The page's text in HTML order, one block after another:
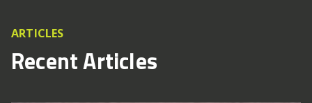
ARTICLES
Recent Articles